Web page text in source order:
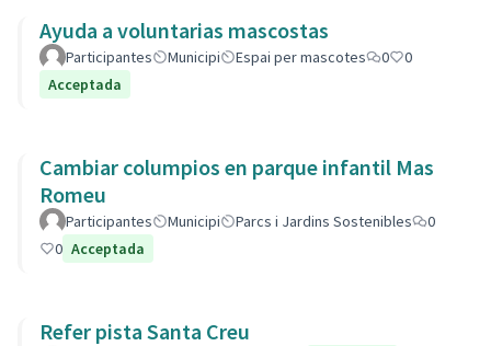
Ayuda a voluntarias mascostas
Participantes Municipi Espai per mascotes 0
0
Acceptada
Cambiar columpios en parque infantil Mas
Romeu
Participantes Municipi Parcs i Jardins Sostenibles
0
0 Acceptada
Refer pista Santa Creu